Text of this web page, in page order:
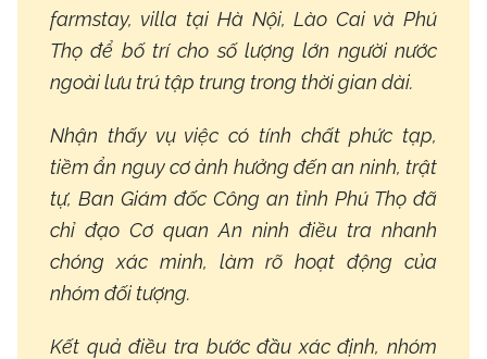
farmstay, villa tại Hà Nội, Lào Cai và Phú
Thọ để bố trí cho số lượng lớn người nước
ngoài lưu trú tập trung trong thời gian dài.
Nhận thấy vụ việc có tính chất phức tạp,
tiềm ẩn nguy cơ ảnh hưởng đến an ninh, trật
tự, Ban Giám đốc Công an tỉnh Phú Thọ đã
chỉ đạo Cơ quan An ninh điều tra nhanh
chóng xác minh, làm rõ hoạt động của
nhóm đối tượng.
Kết quả điều tra bước đầu xác định, nhóm